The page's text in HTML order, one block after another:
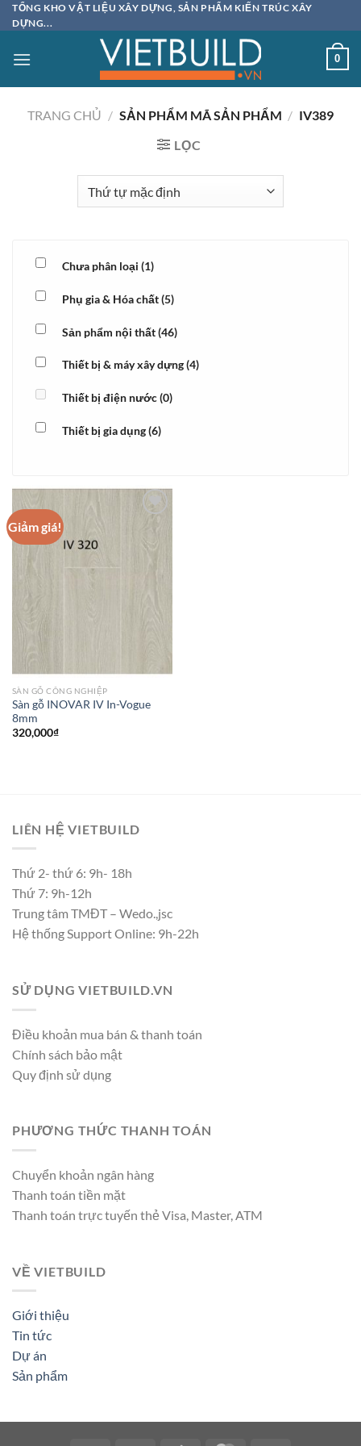
Bỏ
qua
dung
TỔNG KHO VẬT LIỆU XÂY DỰNG, SẢN PHẨM KIẾN TRÚC XÂY
DỰNG...
0
TRANG CHỦ / SẢN PHẨM MÃ SẢN PHẨM / IV389
LỌC
Chưa phân loại (1)
Phụ gia & Hóa chất(5)
Sản phẩm nội thất(46)
Thiết bị & máy xây dựng(4)
Thiết bị điện nước(0)
Thiết bị gia dụng(6)
Giảm giá!
SÀN GỖ CÔNG NGHIỆP
Sàn gỗ INOVAR IV In-Vogue
8mm
320,000₫
LIÊN HỆ VIETBUILD
Thứ 2- thứ 6: 9h- 18h
Thứ 7: 9h-12h
Trung tâm TMĐT – Wedo.,jsc
Hệ thống Support Online: 9h-22h
SỬ DỤNG VIETBUILD.VN
Điều khoản mua bán & thanh toán
Chính sách bảo mật
Quy định sử dụng
PHƯƠNG THỨC THANH TOÁN
Chuyển khoản ngân hàng
Thanh toán tiền mặt
Thanh toán trực tuyến thẻ Visa, Master, ATM
VỀ VIETBUILD
Giới thiệu
Tin tức
Dự án
Sản phẩm